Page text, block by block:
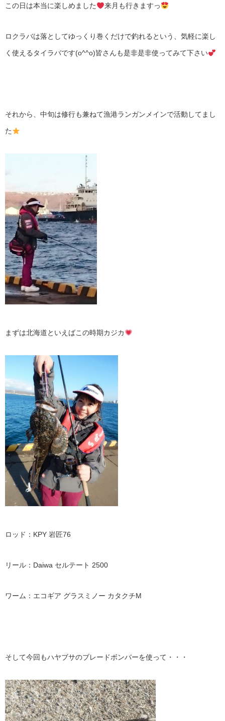
この日は本当に楽しめました 来月も行きますっ
ロクラバは落としてゆっくり巻くだけで釣れるという、気軽に楽し
く使えるタイラバです(o^^o)皆さんも是非是非使ってみて下さい
それから、中旬は修行も兼ねて漁港ランガンメインで活動してまし
た
まずは北海道といえばこの時期カジカ
ロッド：KPY 岩匠76
リール：Daiwa セルテート 2500
ワーム：エコギア グラスミノー カタクチM
そして今回もハヤブサのブレードボンバーを使って・・・